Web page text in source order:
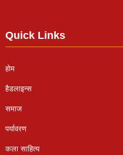
Quick Links
होम
हैडलाइन्स
समाज
पर्यावरण
कला साहित्य